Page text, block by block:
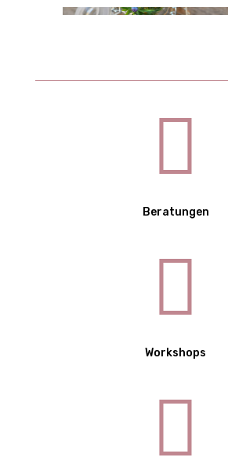
Beratungen
Workshops